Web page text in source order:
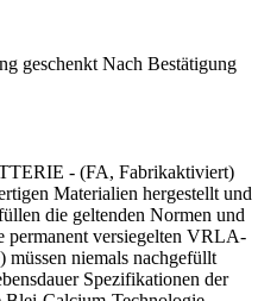
geschenkt Nach Bestätigung
- (FA, Fabrikaktiviert)
Materialien hergestellt und
die geltenden Normen und
permanent versiegelten VRLA-
müssen niemals nachgefüllt
Spezifikationen der